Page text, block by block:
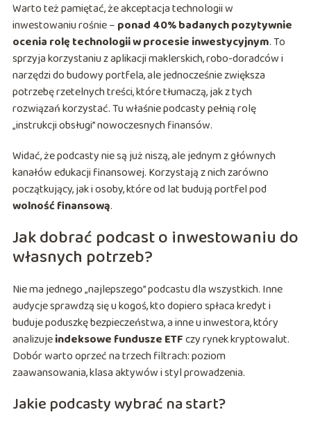
Warto też pamiętać, że akceptacja technologii w
inwestowaniu rośnie – ponad 40% badanych pozytywnie
ocenia rolę technologii w procesie inwestycyjnym. To
sprzyja korzystaniu z aplikacji maklerskich, robo-doradców i
narzędzi do budowy portfela, ale jednocześnie zwiększa
potrzebę rzetelnych treści, które tłumaczą, jak z tych
rozwiązań korzystać. Tu właśnie podcasty pełnią rolę
„instrukcji obsługi” nowoczesnych finansów.
Widać, że podcasty nie są już niszą, ale jednym z głównych
kanałów edukacji finansowej. Korzystają z nich zarówno
początkujący, jak i osoby, które od lat budują portfel pod
wolność finansową.
Jak dobrać podcast o inwestowaniu do
własnych potrzeb?
Nie ma jednego „najlepszego” podcastu dla wszystkich. Inne
audycje sprawdzą się u kogoś, kto dopiero spłaca kredyt i
buduje poduszkę bezpieczeństwa, a inne u inwestora, który
analizujeindeksowe fundusze ETFczy rynek kryptowalut.
Dobór warto oprzeć na trzech filtrach: poziom
zaawansowania, klasa aktywów i styl prowadzenia.
Jakie podcasty wybrać na start?